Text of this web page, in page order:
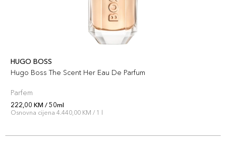
HUGO BOSS
Hugo Boss The Scent Her Eau De Parfum
Parfem
222,00 KM / 50ml
Osnovna cijena 4.440,00 KM / 1 l